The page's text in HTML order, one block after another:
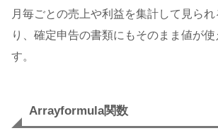
月毎ごとの売上や利益を集計して見ら
り、確定申告の書類にもそのまま値が使
す。
Arrayformula関数